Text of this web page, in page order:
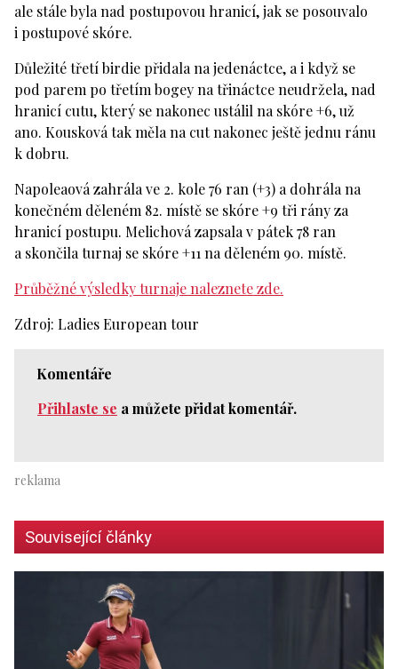
ale stále byla nad postupovou hranicí, jak se posouvalo
i postupové skóre.
Důležité třetí birdie přidala na jedenáctce, a i když se
pod parem po třetím bogey na třináctce neudržela, nad
hranicí cutu, který se nakonec ustálil na skóre +6, už
ano. Kousková tak měla na cut nakonec ještě jednu ránu
k dobru.
Napoleaová zahrála ve 2. kole 76 ran (+3) a dohrála na
konečném děleném 82. místě se skóre +9 tři rány za
hranicí postupu. Melichová zapsala v pátek 78 ran
a skončila turnaj se skóre +11 na děleném 90. místě.
Průběžné výsledky turnaje naleznete zde.
Zdroj: Ladies European tour
Komentáře
Přihlaste se a můžete přidat komentář.
Související články